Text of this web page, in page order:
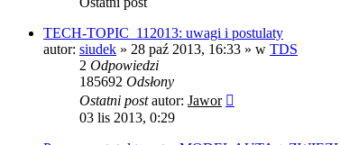
TECH-TOPIC_112013: uwagi i postulaty
autor: siudek » 28 paź 2013, 16:33 » w TDS
2 Odpowiedzi
185692 Odsłony
Ostatni postautor: Jawor
03 lis 2013, 0:29